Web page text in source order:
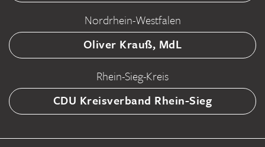
Nordrhein-Westfalen
Oliver Krauß, MdL
Rhein-Sieg-Kreis
CDU Kreisverband Rhein-Sieg